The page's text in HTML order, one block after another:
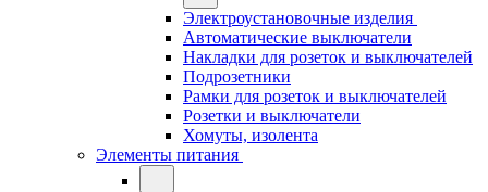
Электроустановочные изделия
Автоматические выключатели
Накладки для розеток и выключателей
Подрозетники
Рамки для розеток и выключателей
Розетки и выключатели
Хомуты, изолента
Элементы питания